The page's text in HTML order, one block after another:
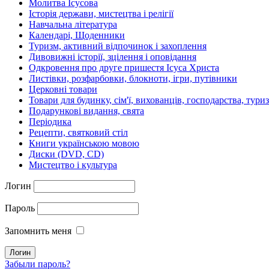
Молитва Ісусова
Історія держави, мистецтва і релігії
Навчальна література
Календарі, Щоденники
Туризм, активний відпочинок і захоплення
Дивовижні історії, зцілення і оповідання
Одкровення про друге пришестя Ісуса Христа
Листівки, розфарбовки, блокноти, ігри, путівники
Церковні товари
Товари для будинку, сім'ї, вихованців, господарства,
Подарункові видання, свята
Періодика
Рецепти, святковий стіл
Книги українською мовою
Диски (DVD, CD)
Мистецтво і культура
Логин
Пароль
Запомнить меня
Забыли пароль?